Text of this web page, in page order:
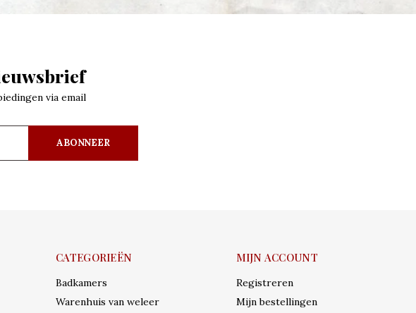
via email
ABONNEER
CATEGORIEËN
Badkamers
Warenhuis van weleer
MIJN ACCOUNT
Registreren
Mijn bestellingen